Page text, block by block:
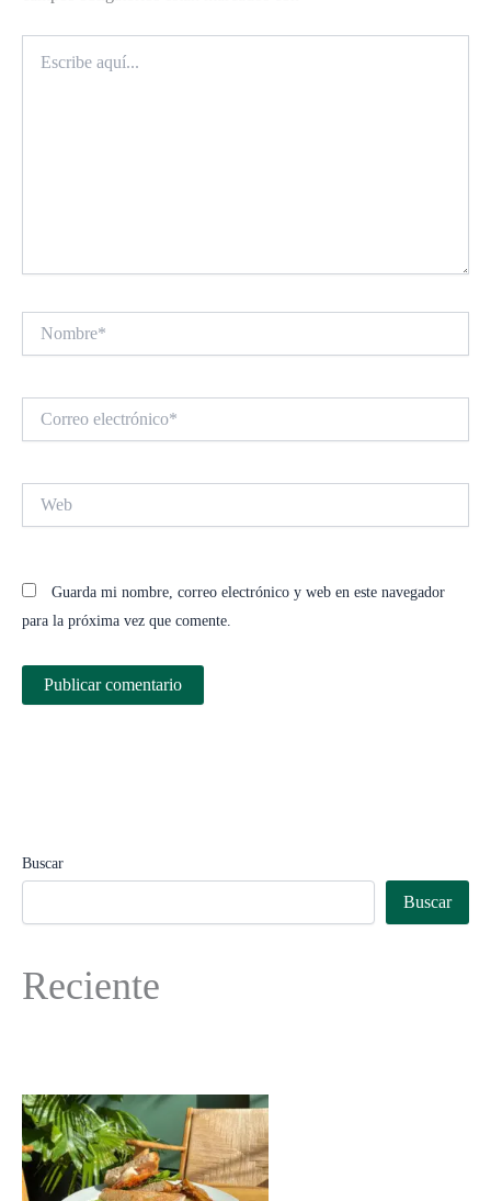
aquí...
electrónico*
Guarda mi nombre, correo electrónico y web en este navegador
para la próxima vez que comente.
Buscar
Buscar
Reciente